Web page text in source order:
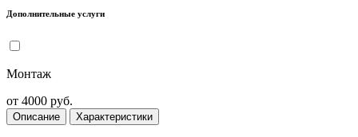
Дополнительные услуги
Монтаж
от 4000 руб.
Описание Характеристики